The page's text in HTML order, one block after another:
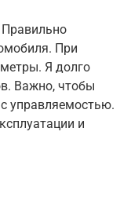
При
Я долго
Важно, чтобы
управляемостью.
и